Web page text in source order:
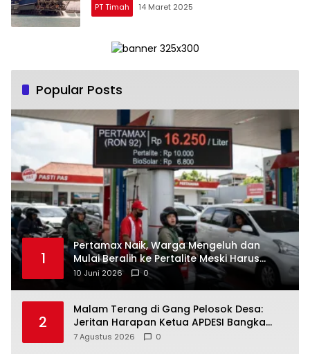
PT Timah 14 Maret 2025
Popular Posts
1
‎Pertamax Naik, Warga Mengeluh dan
Mulai Beralih ke Pertalite Meski Harus
10 Juni 2026 0
2
Malam Terang di Gang Pelosok Desa:
Jeritan Harapan Ketua APDESI Bangka
Tengah untuk PLN Babel
7 Agustus 2026 0